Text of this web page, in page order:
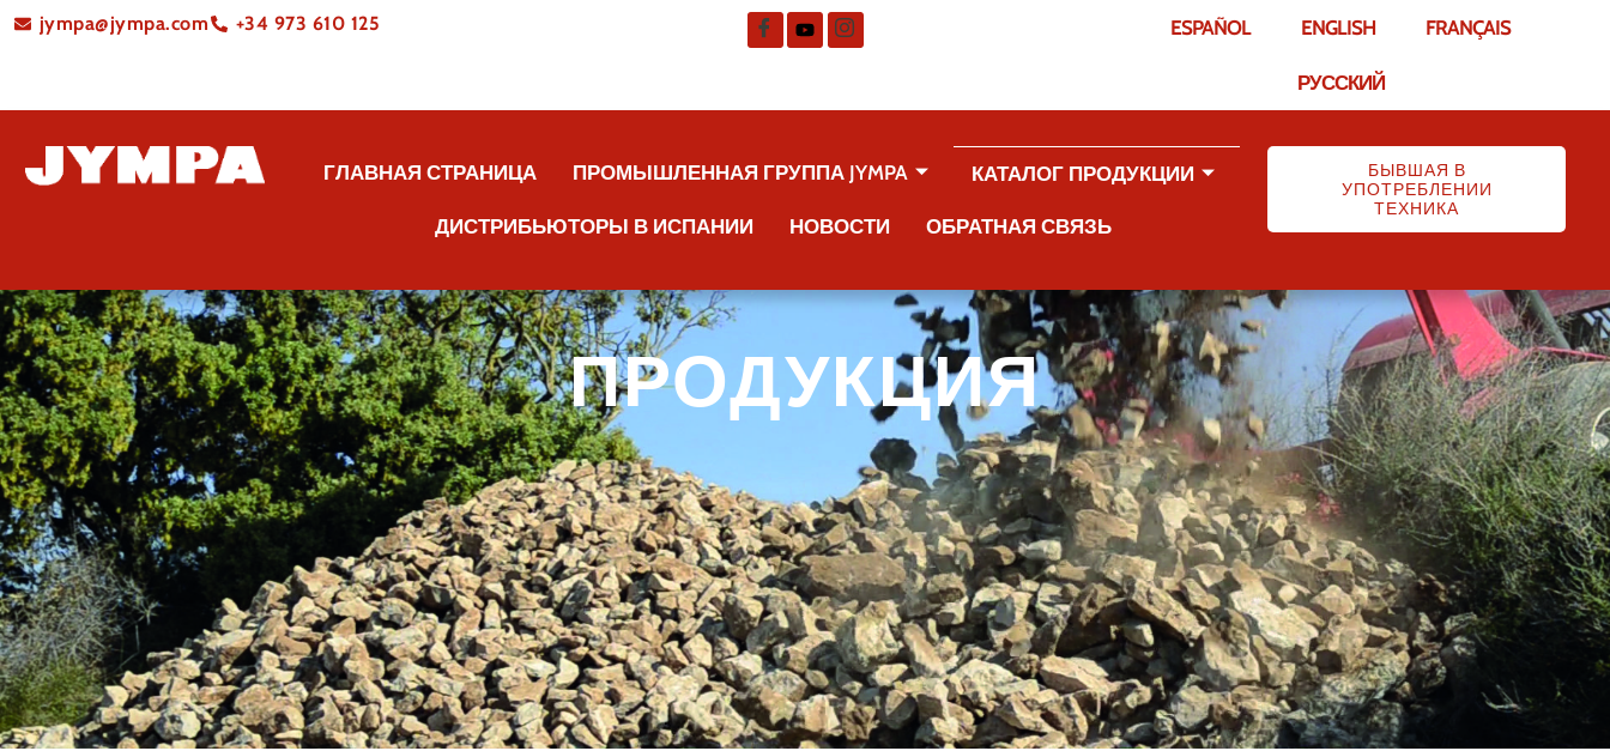
jympa@jympa.com +34 973 610 125 ESPAÑOL ENGLISH FRANÇAIS
РУССКИЙ
ГЛАВНАЯ СТРАНИЦА ПРОМЫШЛЕННАЯ ГРУППА JYMPA КАТАЛОГ ПРОДУКЦИИ
ДИСТРИБЬЮТОРЫ В ИСПАНИИ НОВОСТИ ОБРАТНАЯ СВЯЗЬ
БЫВШАЯ В
УПОТРЕБЛЕНИИ
ТЕХНИКА
ПРОДУКЦИЯ